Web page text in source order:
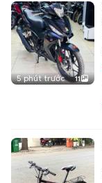
5 phút trước 11